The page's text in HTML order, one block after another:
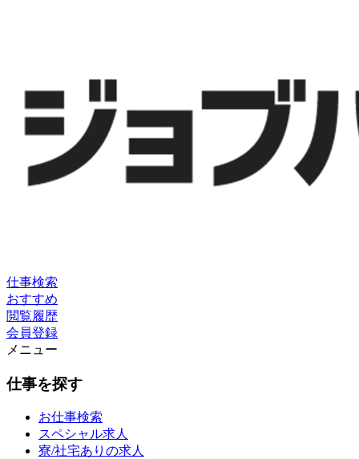
仕事検索
おすすめ
閲覧履歴
会員登録
メニュー
仕事を探す
お仕事検索
スペシャル求人
寮/社宅ありの求人